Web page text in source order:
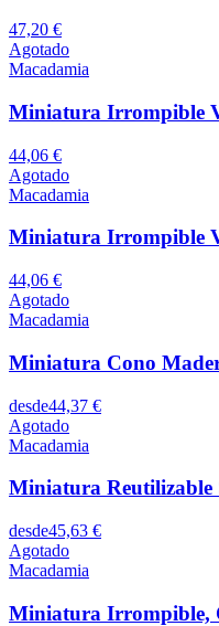
47,20 €
Agotado
Macadamia
Miniatura Irrompible
44,06 €
Agotado
Macadamia
Miniatura Irrompible
44,06 €
Agotado
Macadamia
Miniatura Cono
desde44,37 €
Agotado
Macadamia
Miniatura Reutilizable
desde45,63 €
Agotado
Macadamia
Miniatura Irrompible,